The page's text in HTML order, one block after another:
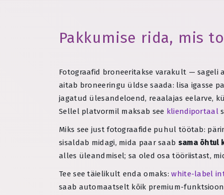
Pakkumise rida, mis
Fotograafid broneeritakse varakult — sageli
aitab broneeringu üldse saada: lisa igasse
jagatud ülesandeloend, reaalajas eelarve,
Sellel platvormil maksab see kliendiportaal
Miks see just fotograafide puhul töötab:
sisaldab midagi, mida paar saab sama õhtul
alles üleandmisel; sa oled osa tööriistast,
Tee see täielikult enda omaks:white-label
saab automaatselt kõik premium-